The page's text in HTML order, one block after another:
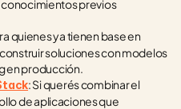
conocimientos previos
quienes ya tienen base en
soluciones con modelos
en producción.
: Si querés combinar el
de aplicaciones que